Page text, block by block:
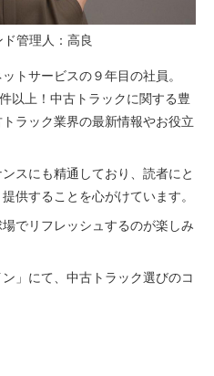
ド管理人：高良
トサービスの９年目の社員。
以上！中古トラックに関する豊
ラック業界の最新情報やお役立
スにも精通しており、読者にと
供することを心がけています。
でリフレッシュするのが楽しみ
」にて、中古トラック選びのコ